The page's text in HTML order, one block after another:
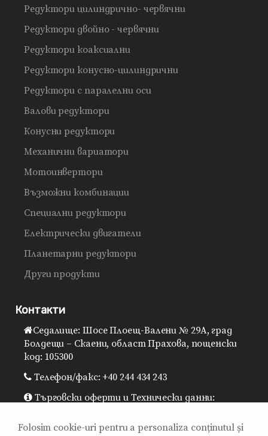
Редуктори цилиндрично- червячни
Редуктори двойно - червячни
Редуктори коаксиални
Редуктори конусно-цилиндрични
Редуктори с паралелни оси
Валови редуктори
Конусни редуктори
Механични вариатори
Мотоинвертори
Възможни комбинации
Специални редуктори
Електрически двигатели
Планетарни редуктори
Други продукти
Контакти
Седалище: Шосе Плоещ-Валени № 29A, град
Болдещи – Скаени, област Прахова, пощенски
код: 105300
Телефон/факс: +40 244 434 243
Търговски оферти и Технически данни:
Генерален директор: 0725.930.906 /
Folosim cookie-uri pentru a personaliza conținutul și